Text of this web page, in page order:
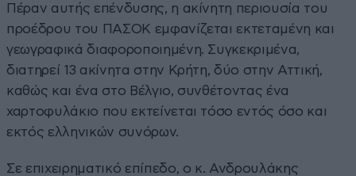
Πέραν αυτής επένδυσης, η ακίνητη περιουσία του
προέδρου του ΠΑΣΟΚ εμφανίζεται εκτεταμένη και
γεωγραφικά διαφοροποιημένη. Συγκεκριμένα,
διατηρεί 13 ακίνητα στην Κρήτη, δύο στην Αττική,
καθώς και ένα στο Βέλγιο, συνθέτοντας ένα
χαρτοφυλάκιο που εκτείνεται τόσο εντός όσο και
εκτός ελληνικών συνόρων.
Σε επιχειρηματικό επίπεδο, ο κ. Ανδρουλάκης